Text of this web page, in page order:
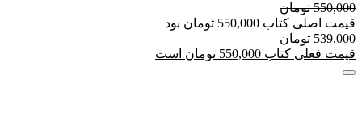
550,000 تومان
قیمت اصلی کتاب 550,000 تومان بود
539,000 تومان
قیمت فعلی کتاب 550,000 تومان است